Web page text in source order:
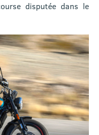
disputée dans le